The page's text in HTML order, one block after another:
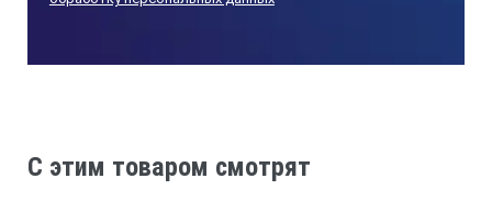
C этим товаром смотрят